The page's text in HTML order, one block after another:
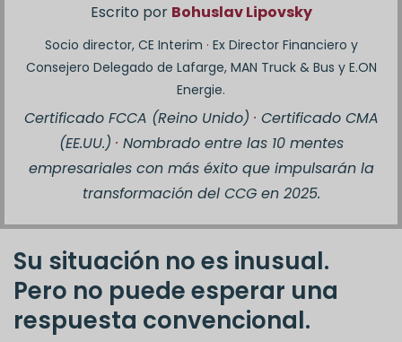
Escrito por Bohuslav Lipovsky
Socio director, CE Interim · Ex Director Financiero y
Consejero Delegado de Lafarge, MAN Truck & Bus y E.ON
Energie.
Certificado FCCA (Reino Unido) · Certificado CMA
(EE.UU.) · Nombrado entre las 10 mentes
empresariales con más éxito que impulsarán la
transformación del CCG en 2025.
Su situación no es inusual.
Pero no puede esperar una
respuesta convencional.